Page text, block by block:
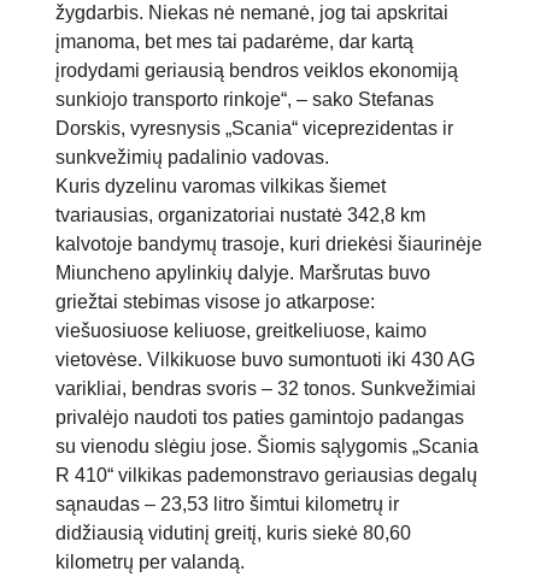
žygdarbis. Niekas nė nemanė, jog tai apskritai
įmanoma, bet mes tai padarėme, dar kartą
įrodydami geriausią bendros veiklos ekonomiją
sunkiojo transporto rinkoje“, – sako Stefanas
Dorskis, vyresnysis „Scania“ viceprezidentas ir
sunkvežimių padalinio vadovas.
Kuris dyzelinu varomas vilkikas šiemet
tvariausias, organizatoriai nustatė 342,8 km
kalvotoje bandymų trasoje, kuri driekėsi šiaurinėje
Miuncheno apylinkių dalyje. Maršrutas buvo
griežtai stebimas visose jo atkarpose:
viešuosiuose keliuose, greitkeliuose, kaimo
vietovėse. Vilkikuose buvo sumontuoti iki 430 AG
varikliai, bendras svoris – 32 tonos. Sunkvežimiai
privalėjo naudoti tos paties gamintojo padangas
su vienodu slėgiu jose. Šiomis sąlygomis „Scania
R 410“ vilkikas pademonstravo geriausias degalų
sąnaudas – 23,53 litro šimtui kilometrų ir
didžiausią vidutinį greitį, kuris siekė 80,60
kilometrų per valandą.